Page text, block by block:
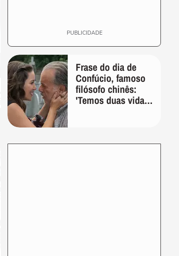
PUBLICIDADE
Frase do dia de
Confúcio, famoso
filósofo chinês:
'Temos duas vidas,
que só temos uma'